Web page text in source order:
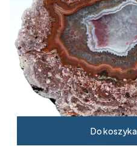
Do koszyka